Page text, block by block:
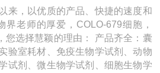
来，以优质的产品、快捷的速度和
老师的厚爱，COLO-679细胞，
您选择慧颖的理由： 产品齐全：囊
验室耗材、免疫生物学试剂、动物
试剂、微生物学试剂、细胞生物学